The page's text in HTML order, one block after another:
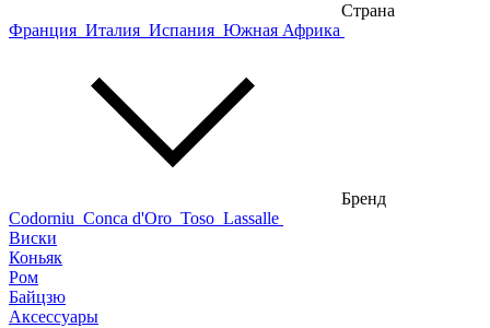
Страна
Франция Италия Испания Южная Африка
Бренд
Codorniu Conca d'Oro Toso Lassalle
Виски
Коньяк
Ром
Байцзю
Аксессуары